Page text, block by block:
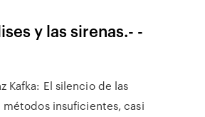
y las sirenas.- -
Kafka: El silencio de las
métodos insuficientes, casi